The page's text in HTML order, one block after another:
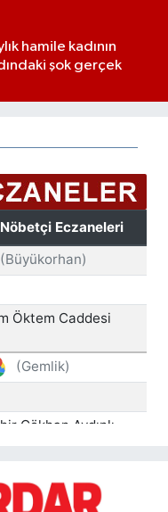
hamile kadının
şok gerçek